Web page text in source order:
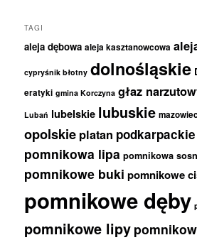
TAGI
aleja dębowa aleja kasztanowcowa
cypryśnik błotny dolnośląskie
eratyki gmina Korczyna głaz
Lubań lubelskie lubuskie
opolskie platan podkarpackie
pomnikowa lipa pomnikowa
pomnikowe buki pomnikowe
pomnikowe dęby
pomnikowe lipy